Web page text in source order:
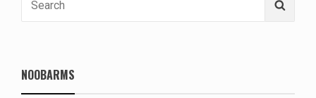
NOOBARMS